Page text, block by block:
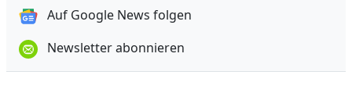
Auf Google News folgen
Newsletter abonnieren